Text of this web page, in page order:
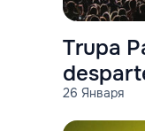
26 Января
Trupa